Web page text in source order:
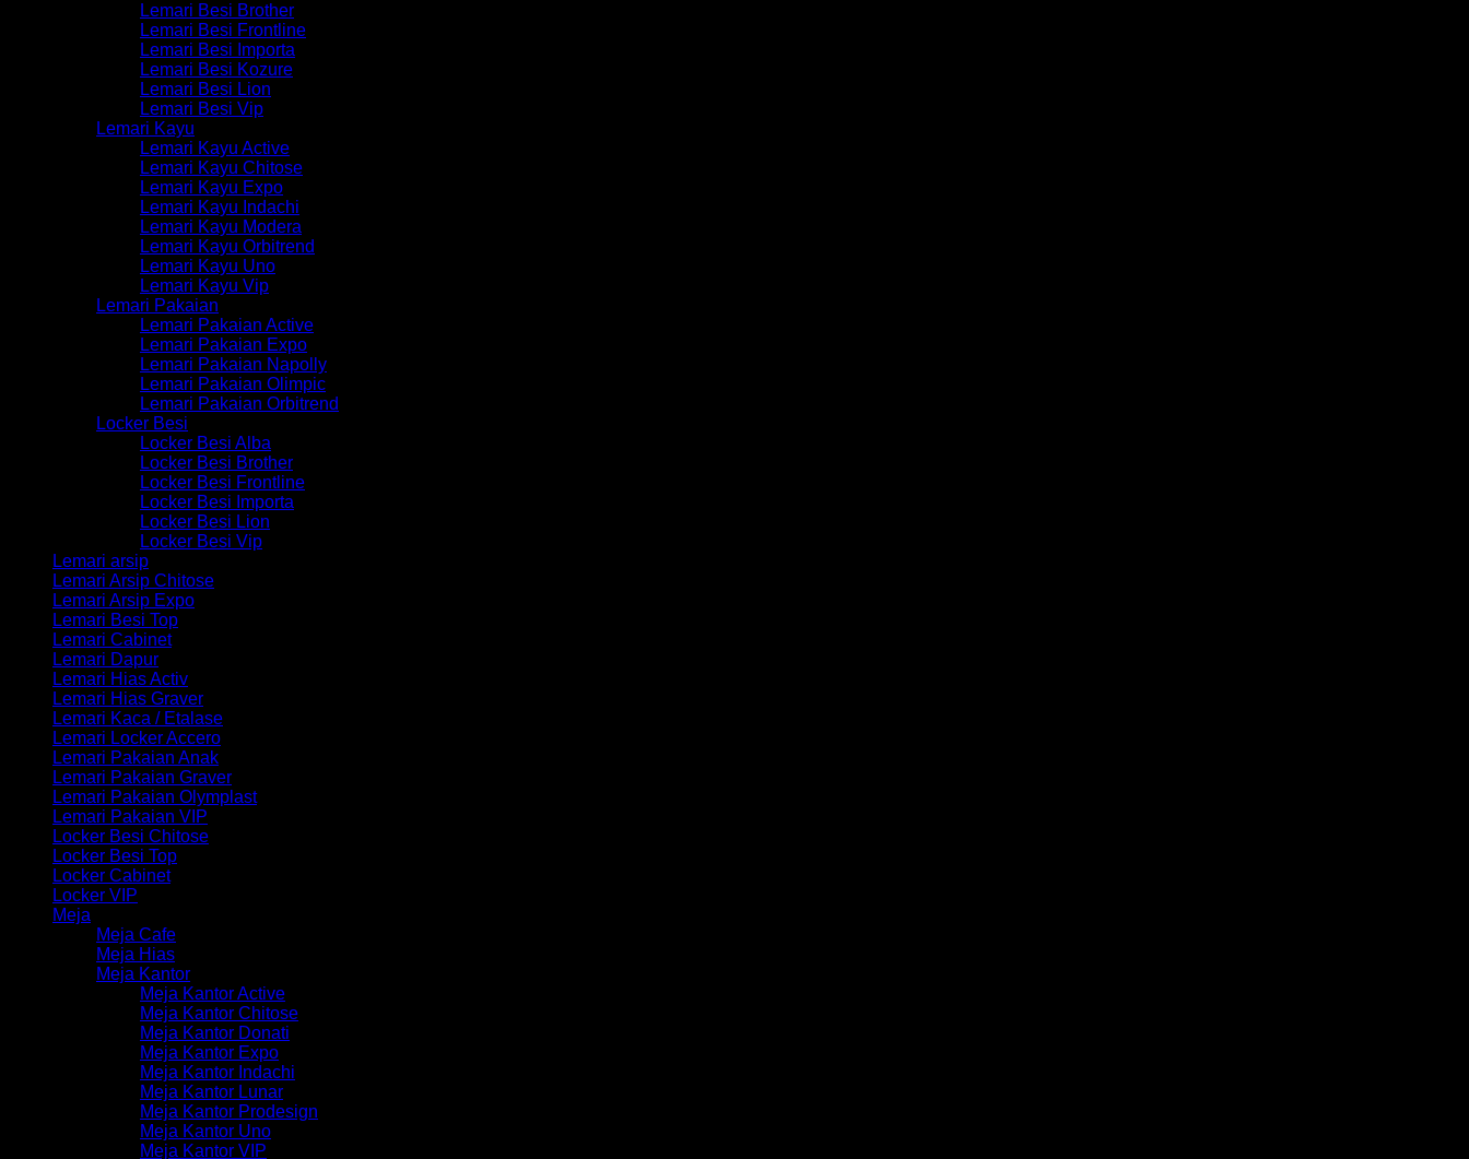
Lemari Besi Brother
Lemari Besi Frontline
Lemari Besi Importa
Lemari Besi Kozure
Lemari Besi Lion
Lemari Besi Vip
Lemari Kayu
Lemari Kayu Active
Lemari Kayu Chitose
Lemari Kayu Expo
Lemari Kayu Indachi
Lemari Kayu Modera
Lemari Kayu Orbitrend
Lemari Kayu Uno
Lemari Kayu Vip
Lemari Pakaian
Lemari Pakaian Active
Lemari Pakaian Expo
Lemari Pakaian Napolly
Lemari Pakaian Olimpic
Lemari Pakaian Orbitrend
Locker Besi
Locker Besi Alba
Locker Besi Brother
Locker Besi Frontline
Locker Besi Importa
Locker Besi Lion
Locker Besi Vip
Lemari arsip
Lemari Arsip Chitose
Lemari Arsip Expo
Lemari Besi Top
Lemari Cabinet
Lemari Dapur
Lemari Hias Activ
Lemari Hias Graver
Lemari Kaca / Etalase
Lemari Locker Accero
Lemari Pakaian Anak
Lemari Pakaian Graver
Lemari Pakaian Olymplast
Lemari Pakaian VIP
Locker Besi Chitose
Locker Besi Top
Locker Cabinet
Locker VIP
Meja
Meja Cafe
Meja Hias
Meja Kantor
Meja Kantor Active
Meja Kantor Chitose
Meja Kantor Donati
Meja Kantor Expo
Meja Kantor Indachi
Meja Kantor Lunar
Meja Kantor Prodesign
Meja Kantor Uno
Meja Kantor VIP